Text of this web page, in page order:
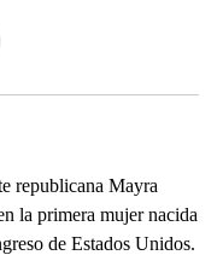
republicana Mayra
la primera mujer nacida
de Estados Unidos.